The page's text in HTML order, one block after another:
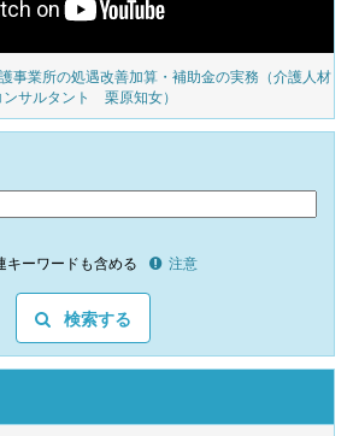
事業所の処遇改善加算・補助金の実務（介護人材
ンサルタント 栗原知女）
キーワードも含める 注意
検索する